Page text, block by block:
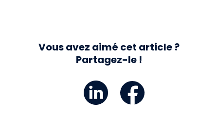
Vous avez aimé cet article ?
Partagez-le !